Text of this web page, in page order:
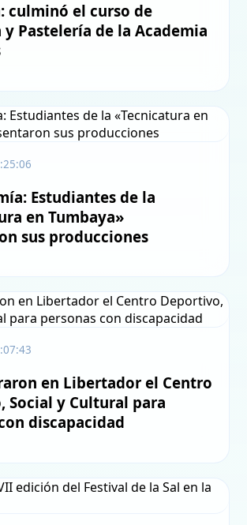
culminó el curso de
y Pastelería de la Academia
Estudiantes de la
en Tumbaya»
sus producciones
en Libertador el Centro
Social y Cultural para
discapacidad